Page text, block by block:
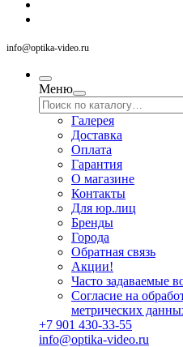
info@optika-video.ru
Меню
Галерея
Доставка
Оплата
Гарантия
О магазине
Контакты
Для юр.лиц
Бренды
Города
Обратная связь
Акции!
Часто задаваемые
Согласие на
метрических
+7 901 430-33-55
info@optika-video.ru